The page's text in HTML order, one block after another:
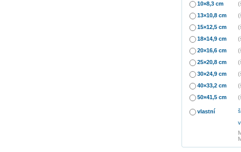
10×8,3 cm
13×10,8 cm
15×12,5 cm
18×14,9 cm
20×16,6 cm
25×20,8 cm
30×24,9 cm
40×33,2 cm
50×41,5 cm
vlastní